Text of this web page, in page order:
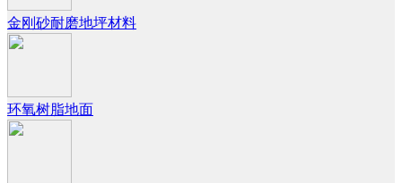
金刚砂耐磨地坪材料
环氧树脂地面